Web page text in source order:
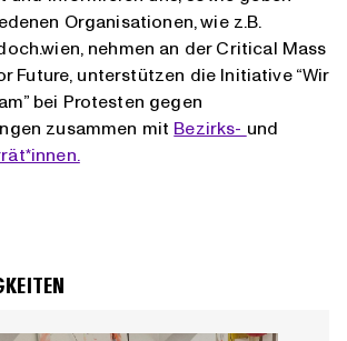
Organisationen, wie z.B.
nehmen an der Critical Mass
Future, unterstützen die Initiative “Wir
bei Protesten gegen
zusammen mit Bezirks- und